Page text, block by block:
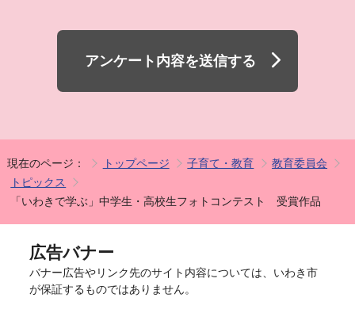
アンケート内容を送信する
現在のページ： トップページ 子育て・教育
教育委員会
トピックス
「いわきで学ぶ」中学生・高校生フォトコンテスト 受賞作品
広告バナー
バナー広告やリンク先のサイト内容については、いわき市
が保証するものではありません。